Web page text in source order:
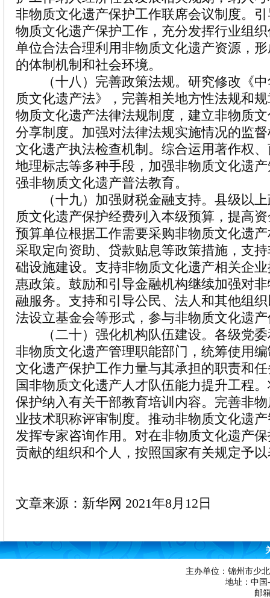
非物质文化遗产保护工作联席会议制度。
物质文化遗产保护工作，充分发挥行业组
单位合法合理利用非物质文化遗产资源，
的体制机制和社会环境。
（十八）完善政策法规。研究修改《中
质文化遗产法》，完善相关地方性法规和
物质文化遗产法律法规制度，建立非物质
分享制度。加强对法律法规实施情况的监
文化遗产执法检查机制。综合运用著作权
地理标志等多种手段，加强非物质文化遗
强非物质文化遗产普法教育。
（十九）加强财税金融支持。县级以上
质文化遗产保护经费列入本级预算，提高
预算单位根据工作需要采购非物质文化遗
采取定向资助、贷款贴息等政策措施，支
础设施建设。支持非物质文化遗产相关企
惠政策。鼓励和引导金融机构继续加强对
融服务。支持和引导公民、法人和其他组
法设立基金会等形式，参与非物质文化遗
（二十）强化机构队伍建设。各级党委
非物质文化遗产管理职能部门，统筹使用
文化遗产保护工作力量与其承担的职责和
国非物质文化遗产人才队伍能力提升工程
保护纳入有关干部教育培训内容。完善非
业技术职称评审制度。推动非物质文化遗
发挥专家咨询作用。对在非物质文化遗产
贡献的组织和个人，按照国家有关规定予
文章来源：新华网 2021年8月12日
主办单位：锦州市少
地址：中国
邮